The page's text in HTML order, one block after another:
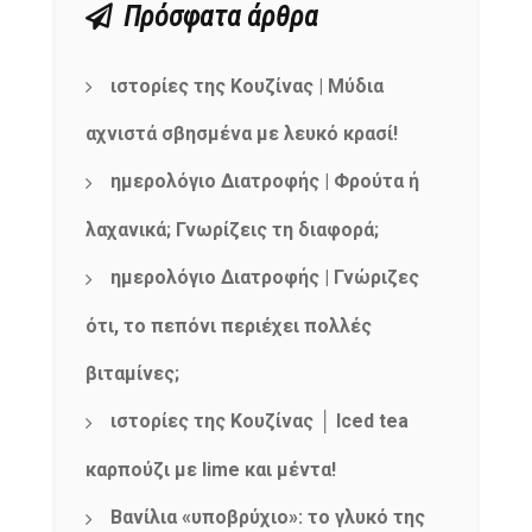
Πρόσφατα άρθρα
ιστορίες της Κουζίνας | Μύδια
αχνιστά σβησμένα με λευκό κρασί!
ημερολόγιο Διατροφής | Φρούτα ή
λαχανικά; Γνωρίζεις τη διαφορά;
ημερολόγιο Διατροφής | Γνώριζες
ότι, το πεπόνι περιέχει πολλές
βιταμίνες;
ιστορίες της Κουζίνας │ Iced tea
καρπούζι με lime και μέντα!
Βανίλια «υποβρύχιο»: το γλυκό της